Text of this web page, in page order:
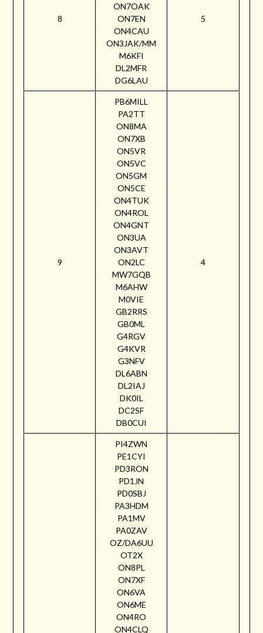
8
ON7OAK
ON7EN
ON4CAU
ON3JAK/MM
M6KFI
DL2MFR
DG6LAU
5
9
PB6MILL
PA2TT
ON8MA
ON7XB
ON5VR
ON5VC
ON5GM
ON5CE
ON4TUK
ON4ROL
ON4GNT
ON3UA
ON3AVT
ON2LC
MW7GQB
M6AHW
M0VIE
GB2RRS
GB0ML
G4RGV
G4KVR
G3NFV
DL6ABN
DL2IAJ
DK0IL
DC2SF
DB0CUI
4
PI4ZWN
PE1CYI
PD3RON
PD1JN
PD0SBJ
PA3HDM
PA1MV
PA0ZAV
OZ/DA6UU
OT2X
ON8PL
ON7XF
ON6VA
ON6ME
ON4RO
ON4CLQ